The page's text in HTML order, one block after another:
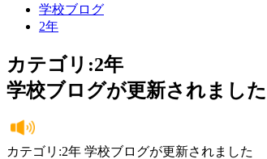
学校ブログ
2年
カテゴリ:2年
学校ブログが更新されました
カテゴリ:2年 学校ブログが更新されました